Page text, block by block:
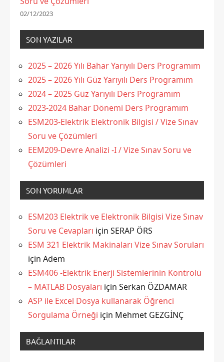
02/12/2023
SON YAZILAR
2025 – 2026 Yılı Bahar Yarıyılı Ders Programım
2025 – 2026 Yılı Güz Yarıyılı Ders Programım
2024 – 2025 Güz Yarıyılı Ders Programım
2023-2024 Bahar Dönemi Ders Programım
ESM203-Elektrik Elektronik Bilgisi / Vize Sınav
Soru ve Çözümleri
EEM209-Devre Analizi -I / Vize Sınav Soru ve
Çözümleri
SON YORUMLAR
ESM203 Elektrik ve Elektronik Bilgisi Vize Sınav
Soru ve Cevapları için SERAP ÖRS
ESM 321 Elektrik Makinaları Vize Sınav Soruları
için Adem
ESM406 -Elektrik Enerji Sistemlerinin Kontrolü
– MATLAB Dosyaları için Serkan ÖZDAMAR
ASP ile Excel Dosya kullanarak Öğrenci
Sorgulama Örneği için Mehmet GEZGİNÇ
BAĞLANTILAR